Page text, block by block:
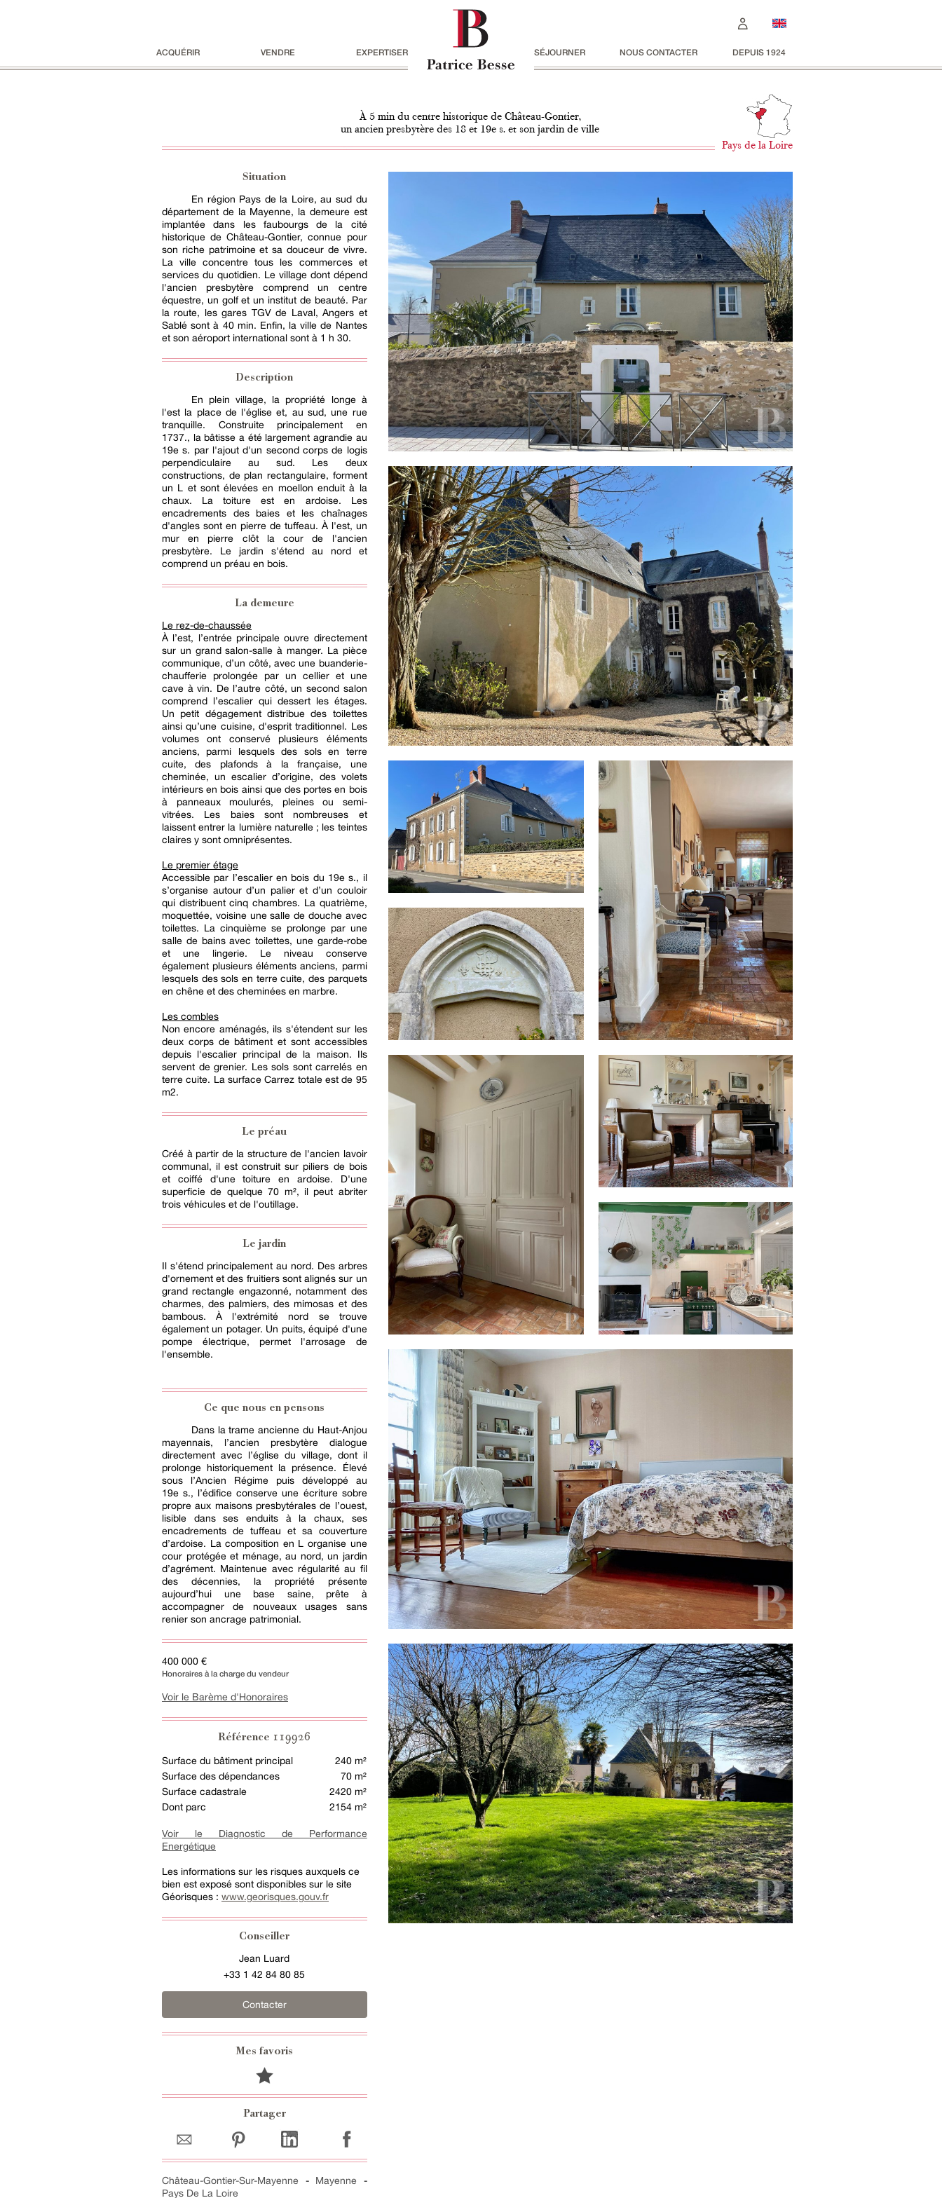
ACQUÉRIR VENDRE EXPERTISER SÉJOURNER NOUS CONTACTER DEPUIS 1924
À 5 min du centre historique de Château-Gontier,
un ancien presbytère des 18 et 19e s. et son jardin de ville
Pays de la Loire
Situation
En région Pays de la Loire, au sud du
département de la Mayenne, la demeure est
implantée dans les faubourgs de la cité
historique de Château-Gontier, connue pour
son riche patrimoine et sa douceur de vivre.
La ville concentre tous les commerces et
services du quotidien. Le village dont dépend
l'ancien presbytère comprend un centre
équestre, un golf et un institut de beauté. Par
la route, les gares TGV de Laval, Angers et
Sablé sont à 40 min. Enfin, la ville de Nantes
et son aéroport international sont à 1 h 30.
Description
En plein village, la propriété longe à
l'est la place de l'église et, au sud, une rue
tranquille. Construite principalement en
1737., la bâtisse a été largement agrandie au
19e s. par l'ajout d'un second corps de logis
perpendiculaire au sud. Les deux
constructions, de plan rectangulaire, forment
un L et sont élevées en moellon enduit à la
chaux. La toiture est en ardoise. Les
encadrements des baies et les chaînages
d'angles sont en pierre de tuffeau. À l'est, un
mur en pierre clôt la cour de l'ancien
presbytère. Le jardin s'étend au nord et
comprend un préau en bois.
La demeure
Le rez-de-chaussée
À l’est, l’entrée principale ouvre directement
sur un grand salon-salle à manger. La pièce
communique, d’un côté, avec une buanderie-
chaufferie prolongée par un cellier et une
cave à vin. De l’autre côté, un second salon
comprend l’escalier qui dessert les étages.
Un petit dégagement distribue des toilettes
ainsi qu’une cuisine, d'esprit traditionnel. Les
volumes ont conservé plusieurs éléments
anciens, parmi lesquels des sols en terre
cuite, des plafonds à la française, une
cheminée, un escalier d’origine, des volets
intérieurs en bois ainsi que des portes en bois
à panneaux moulurés, pleines ou semi-
vitrées. Les baies sont nombreuses et
laissent entrer la lumière naturelle ; les teintes
claires y sont omniprésentes.
Le premier étage
Accessible par l’escalier en bois du 19e s., il
s’organise autour d’un palier et d’un couloir
qui distribuent cinq chambres. La quatrième,
moquettée, voisine une salle de douche avec
toilettes. La cinquième se prolonge par une
salle de bains avec toilettes, une garde-robe
et une lingerie. Le niveau conserve
également plusieurs éléments anciens, parmi
lesquels des sols en terre cuite, des parquets
en chêne et des cheminées en marbre.
Les combles
Non encore aménagés, ils s'étendent sur les
deux corps de bâtiment et sont accessibles
depuis l'escalier principal de la maison. Ils
servent de grenier. Les sols sont carrelés en
terre cuite. La surface Carrez totale est de 95
m2.
Le préau
Créé à partir de la structure de l'ancien lavoir
communal, il est construit sur piliers de bois
et coiffé d'une toiture en ardoise. D'une
superficie de quelque 70 m², il peut abriter
trois véhicules et de l'outillage.
Le jardin
Il s'étend principalement au nord. Des arbres
d'ornement et des fruitiers sont alignés sur un
grand rectangle engazonné, notamment des
charmes, des palmiers, des mimosas et des
bambous. À l'extrémité nord se trouve
également un potager. Un puits, équipé d'une
pompe électrique, permet l'arrosage de
l'ensemble.
Ce que nous en pensons
Dans la trame ancienne du Haut-Anjou
mayennais, l’ancien presbytère dialogue
directement avec l’église du village, dont il
prolonge historiquement la présence. Élevé
sous l’Ancien Régime puis développé au
19e s., l’édifice conserve une écriture sobre
propre aux maisons presbytérales de l’ouest,
lisible dans ses enduits à la chaux, ses
encadrements de tuffeau et sa couverture
d’ardoise. La composition en L organise une
cour protégée et ménage, au nord, un jardin
d’agrément. Maintenue avec régularité au fil
des décennies, la propriété présente
aujourd’hui une base saine, prête à
accompagner de nouveaux usages sans
renier son ancrage patrimonial.
400 000 €
Honoraires à la charge du vendeur
Voir le Barème d'Honoraires
Référence 119926
Surface du bâtiment principal
240 m²
Surface des dépendances
70 m²
Surface cadastrale
2420 m²
Dont parc
2154 m²
Voir le Diagnostic de Performance
Energétique
Les informations sur les risques auxquels ce
bien est exposé sont disponibles sur le site
Géorisques : www.georisques.gouv.fr
Conseiller
Jean Luard
+33 1 42 84 80 85
Contacter
Mes favoris
Partager
Château-Gontier-Sur-Mayenne - Mayenne
-
Pays De La Loire